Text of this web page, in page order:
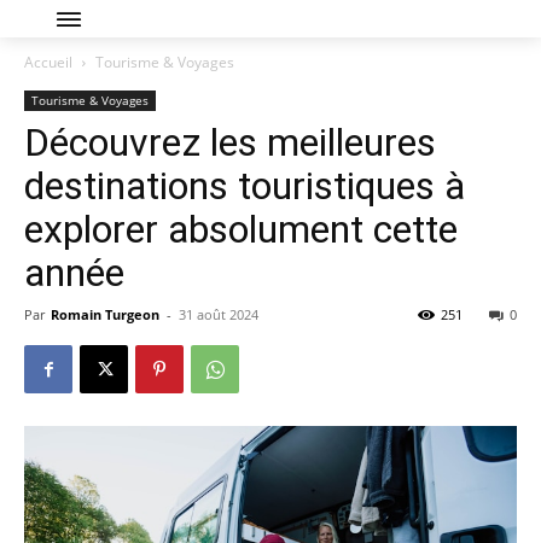
Accueil Tourisme & Voyages
Tourisme & Voyages
Découvrez les meilleures
destinations touristiques à
explorer absolument cette
année
Par Romain Turgeon - 31 août 2024 0
251